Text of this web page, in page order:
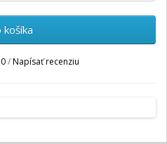
košíka
/Napísať recenziu